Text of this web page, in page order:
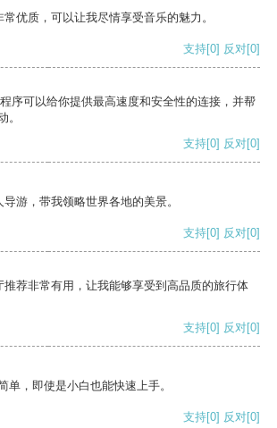
优质，可以让我尽情享受音乐的魅力。
支持[0] 反对[0]
序可以给你提供最高速度和安全性的连接，并帮
。
支持[0] 反对[0]
游，带我领略世界各地的美景。
支持[0] 反对[0]
推荐非常有用，让我能够享受到高品质的旅行体
支持[0] 反对[0]
单，即使是小白也能快速上手。
支持[0] 反对[0]